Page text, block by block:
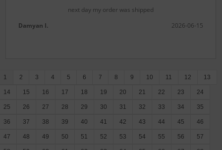
next day my order was shipped
Damyan I.
2026-06-15
1 2 3 4 5 6 7 8 9 10 11 12 13
14 15 16 17 18 19 20 21 22 23 24
25 26 27 28 29 30 31 32 33 34 35
36 37 38 39 40 41 42 43 44 45 46
47 48 49 50 51 52 53 54 55 56 57